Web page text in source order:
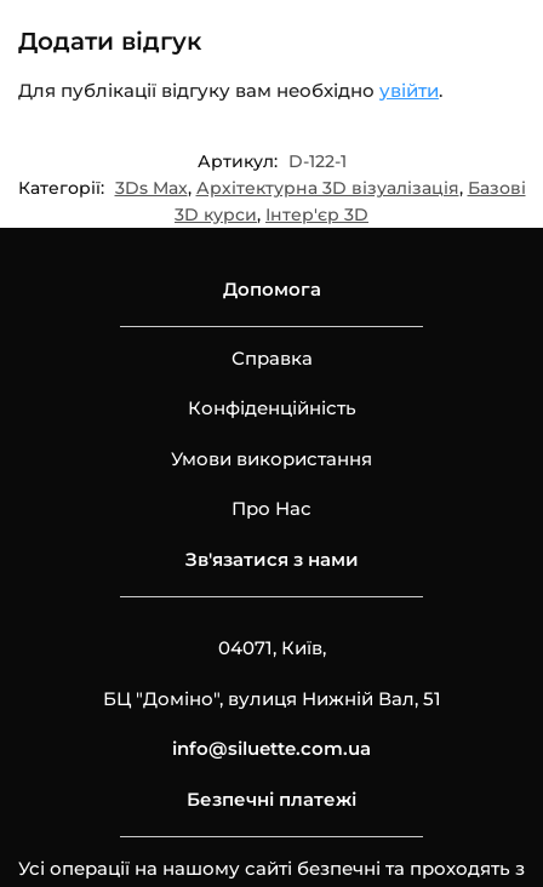
Додати відгук
Для публікації відгуку вам необхідно увійти.
Артикул: D-122-1
Категорії: 3Ds Max, Архітектурна 3D візуалізація, Базові
3D курси, Інтер'єр 3D
Допомога
Справка
Конфіденційність
Умови використання
Про Нас
Зв'язатися з нами
04071, Київ,
БЦ "Доміно", вулиця Нижній Вал, 51
info@siluette.com.ua
Безпечні платежі
Усі операції на нашому сайті безпечні та проходять з